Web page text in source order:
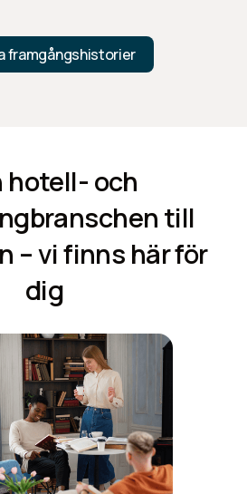
framgångshistorier
hotell- och
till
– vi finns här för
dig